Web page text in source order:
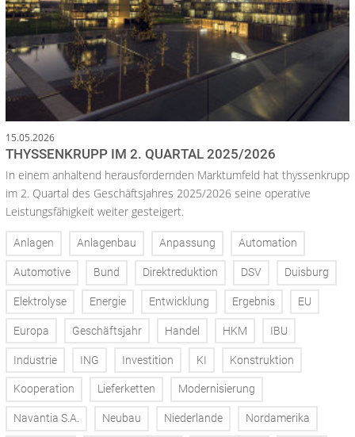
15.05.2026
THYSSENKRUPP IM 2. QUARTAL 2025/2026
In einem anhaltend herausfordernden Marktumfeld hat thyssenkrupp
im 2. Quartal des Geschäftsjahres 2025/2026 seine operative
Leistungsfähigkeit weiter gesteigert.
Anlagen Anlagenbau Anpassung Automation
Automotive Bund Direktreduktion DSV Duisburg
Elektrolyse Energie Entwicklung Ergebnis EU
Europa Geschäftsjahr Handel HKM IBU
Industrie ING Investition KI Konstruktion
Kooperation Lieferketten Modernisierung
Navantia S.A. Neubau Niederlande Nordamerika